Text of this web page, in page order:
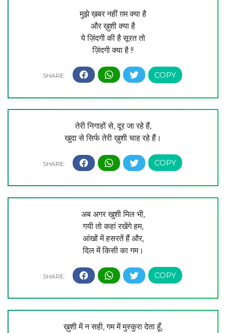
मुझे ख़बर नहीं ग़म क्या है
और ख़ुशी क्या है
ये ज़िंदगी की है सूरत तो
ज़िंदगी क्या है !!
तेरी निगाहों से, दूर जा रहे हैं,
खुदा से सिर्फ तेरी ख़ुशी चाह रहे हैं।
अब अगर खुशी मिल भी,
गयी तो कहां रखेंगे हम,
आंखों में हसरतें हैं और,
दिल में किसी का गम।
ख़ुशी में न सही, गम में मुस्कुरा देता हूँ,